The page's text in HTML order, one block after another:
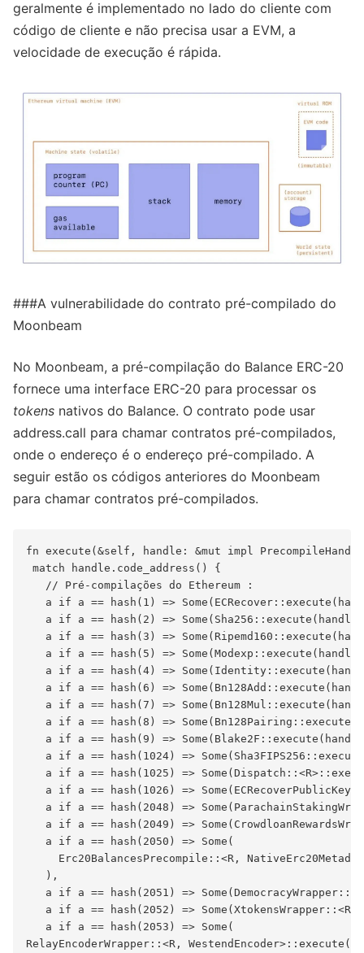
geralmente é implementado no lado do cliente com
código de cliente e não precisa usar a EVM, a
velocidade de execução é rápida.
###A vulnerabilidade do contrato pré-compilado do
Moonbeam
No Moonbeam, a pré-compilação do Balance ERC-20
fornece uma interface ERC-20 para processar os
tokens nativos do Balance. O contrato pode usar
address.call para chamar contratos pré-compilados,
onde o endereço é o endereço pré-compilado. A
seguir estão os códigos anteriores do Moonbeam
para chamar contratos pré-compilados.
fn execute(&self, handle: &mut impl
match handle.code_address() {
   // Pré-compilações do Ethereum :
a if a == hash(1) =>
a if a == hash(2) =>
a if a == hash(3) =>
a if a == hash(5) =>
a if a == hash(4) =>
a if a == hash(6) =>
a if a == hash(7) =>
a if a == hash(8) =>
a if a == hash(9) =>
a if a == hash(1024) =>
a if a == hash(1025) =>
a if a == hash(1026) =>
a if a == hash(2048) =>
a if a == hash(2049) =>
   a if a == hash(2050) => Some(
Erc20BalancesPrecompile::<R,
   ),
a if a == hash(2051) =>
a if a == hash(2052) =>
   a if a == hash(2053) => Some(
RelayEncoderWrapper::<R,